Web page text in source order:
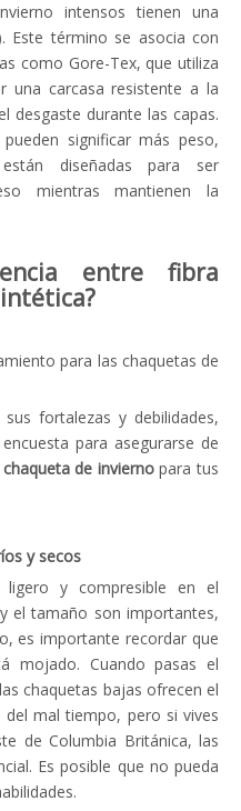
intensos tienen una
Este término se asocia con
como Gore-Tex, que utiliza
una carcasa resistente a la
desgaste durante las capas.
significar más peso,
diseñadas para ser
mientras mantienen la
entre fibra
para las chaquetas de
fortalezas y debilidades,
para asegurarse de
chaqueta de inviernopara tus
y secos
y compresible en el
el tamaño son importantes,
es importante recordar que
mojado. Cuando pasas el
chaquetas bajas ofrecen el
mal tiempo, pero si vives
de Columbia Británica, las
Es posible que no pueda